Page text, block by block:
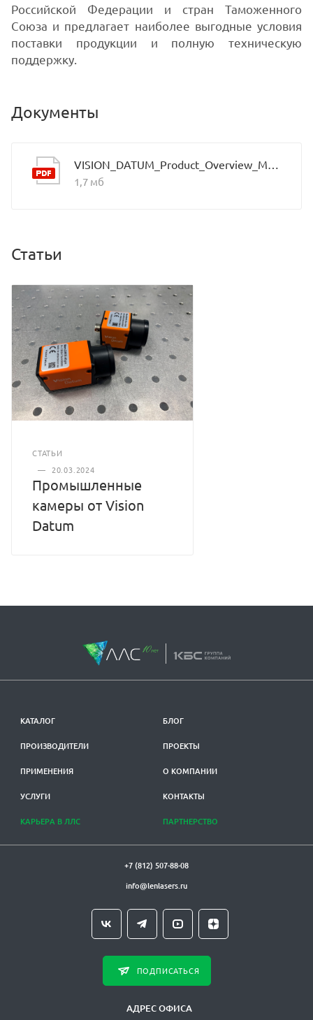
Российской Федерации и стран Таможенного
Союза и предлагает наиболее выгодные условия
поставки продукции и полную техническую
поддержку.
Документы
1,7 мб
Статьи
СТАТЬИ
—
20.03.2024
Промышленные
камеры от Vision
Datum
КАТАЛОГ
ПРОИЗВОДИТЕЛИ
ПРИМЕНЕНИЯ
УСЛУГИ
КАРЬЕРА В ЛЛС
БЛОГ
ПРОЕКТЫ
О КОМПАНИИ
КОНТАКТЫ
ПАРТНЕРСТВО
+7 (812) 507-88-08
info@lenlasers.ru
ПОДПИСАТЬСЯ
АДРЕС ОФИСА